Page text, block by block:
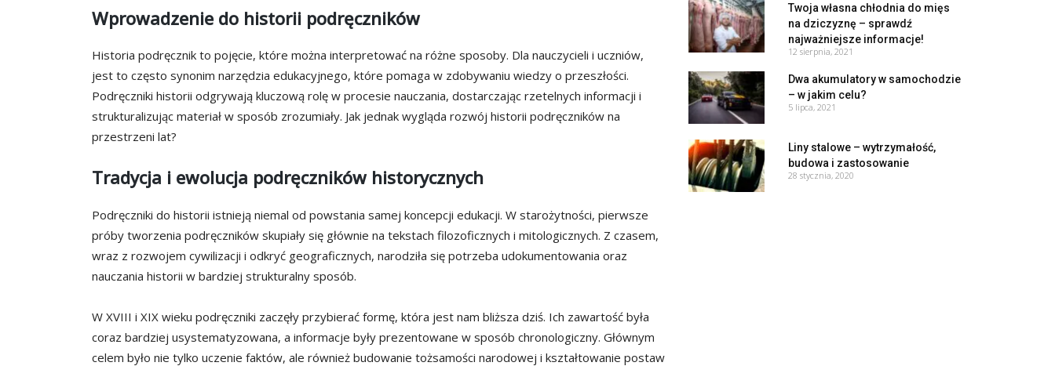
Wprowadzenie do historii podręczników
Historia podręcznik to pojęcie, które można interpretować na różne sposoby. Dla nauczycieli i uczniów,
jest to często synonim narzędzia edukacyjnego, które pomaga w zdobywaniu wiedzy o przeszłości.
Podręczniki historii odgrywają kluczową rolę w procesie nauczania, dostarczając rzetelnych informacji i
strukturalizując materiał w sposób zrozumiały. Jak jednak wygląda rozwój historii podręczników na
przestrzeni lat?
Tradycja i ewolucja podręczników historycznych
Podręczniki do historii istnieją niemal od powstania samej koncepcji edukacji. W starożytności, pierwsze
próby tworzenia podręczników skupiały się głównie na tekstach filozoficznych i mitologicznych. Z czasem,
wraz z rozwojem cywilizacji i odkryć geograficznych, narodziła się potrzeba udokumentowania oraz
nauczania historii w bardziej strukturalny sposób.
W XVIII i XIX wieku podręczniki zaczęły przybierać formę, która jest nam bliższa dziś. Ich zawartość była
coraz bardziej usystematyzowana, a informacje były prezentowane w sposób chronologiczny. Głównym
celem było nie tylko uczenie faktów, ale również budowanie tożsamości narodowej i kształtowanie postaw
Twoja własna chłodnia do mięs
na dziczyznę – sprawdź
najważniejsze informacje!
12 sierpnia, 2021
Dwa akumulatory w samochodzie
– w jakim celu?
5 lipca, 2021
Liny stalowe – wytrzymałość,
budowa i zastosowanie
28 stycznia, 2020